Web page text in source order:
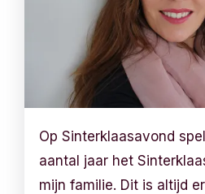
Op Sinterklaasavond
aantal jaar het
mijn familie. Dit is altijd